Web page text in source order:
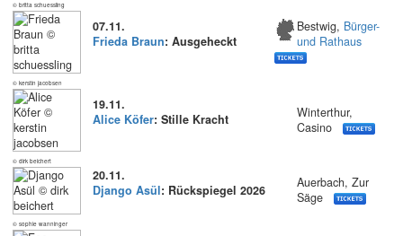
© britta schuessling
07.11.
Frieda Braun: Ausgeheckt
Bestwig, Bürger-
und Rathaus
© kerstin jacobsen
19.11.
Alice Köfer: Stille Kracht
Winterthur,
Casino
© dirk beichert
20.11.
Django Asül: Rückspiegel 2026
Auerbach, Zur
Säge
© sophie wanninger